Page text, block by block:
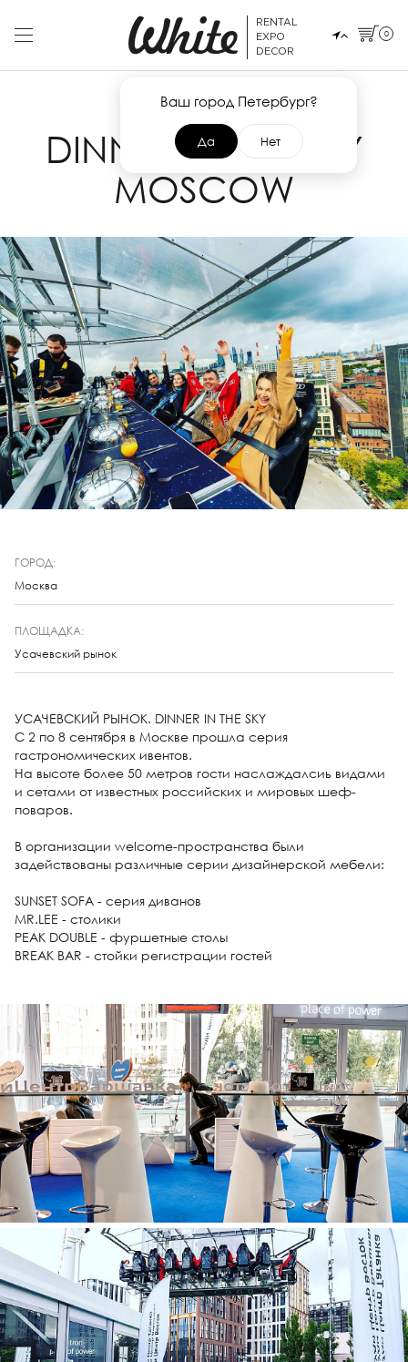
RENTAL
EXPO
DECOR
Ваш город Петербург?
Да Нет
0
2 СЕНТЯБРЯ 2021
DINNER IN THE SKY
MOSCOW
ГОРОД:
Москва
ПЛОЩАДКА:
Усачевский рынок
УСАЧЕВСКИЙ РЫНОК. DINNER IN THE SKY
C 2 по 8 сентября в Москве прошла серия
гастрономических ивентов.
На высоте более 50 метров гости наслаждалсиь видами
и сетами от известных российских и мировых шеф-
поваров.
В организации welcome-пространства были
задействованы различные серии дизайнерской мебели:
SUNSET SOFA - серия диванов
MR.LEE - столики
PEAK DOUBLE - фуршетные столы
BREAK BAR - стойки регистрации гостей